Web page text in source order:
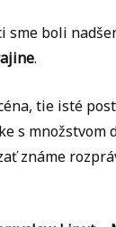
boli
.
tie isté
s
známe